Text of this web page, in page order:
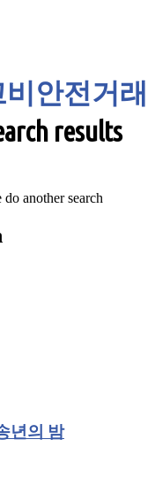
비안전거래
results
another search
년의 밤